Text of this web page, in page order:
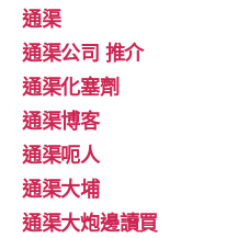
通渠
通渠公司 推介
通渠化塞劑
通渠博客
通渠呃人
通渠大埔
通渠大炮邊讀買